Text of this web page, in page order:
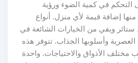
في كمية الضوء ورؤية
إضافة قيمة لأي منزل. أنواع
ويفي من الخيارات الشائعة في
وأسلوبها الجذاب. تتوفر هذه
الأذواق والاحتياجات. واحدة